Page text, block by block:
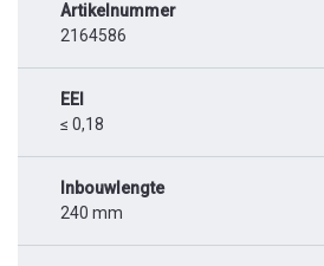
Artikelnummer
2164586
EEI
≤ 0,18
Inbouwlengte
240 mm